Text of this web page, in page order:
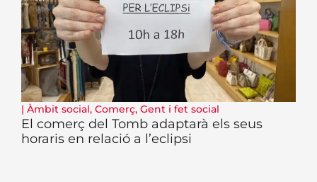
| Àmbit social, Comerç, Gent i fet social
El comerç del Tomb adaptarà els seus
horaris en relació a l’eclipsi